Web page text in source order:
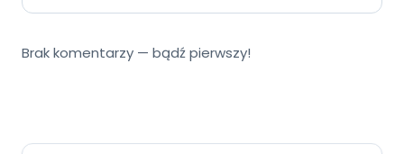
Brak komentarzy — bądź pierwszy!